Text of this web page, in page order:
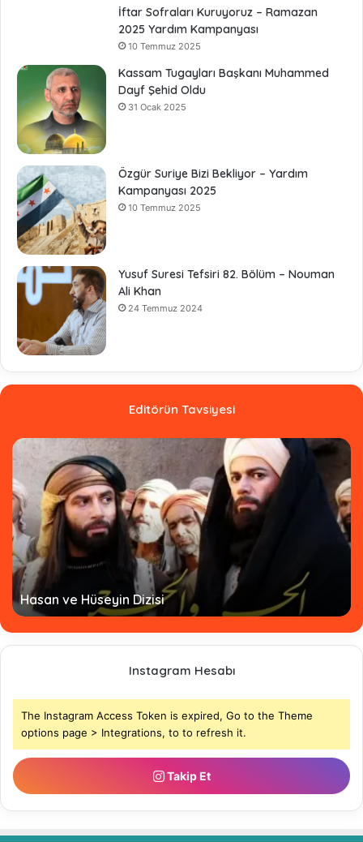
İftar Sofraları Kuruyoruz – Ramazan
2025 Yardım Kampanyası
10 Temmuz 2025
Kassam Tugayları Başkanı Muhammed
Dayf Şehid Oldu
31 Ocak 2025
Özgür Suriye Bizi Bekliyor – Yardım
Kampanyası 2025
10 Temmuz 2025
Yusuf Suresi Tefsiri 82. Bölüm – Nouman
Ali Khan
24 Temmuz 2024
Editörün Tavsiyesi
Hasan ve Hüseyin Dizisi
Instagram Hesabı
The Instagram Access Token is expired, Go to the Theme
options page > Integrations, to to refresh it.
Takip Et